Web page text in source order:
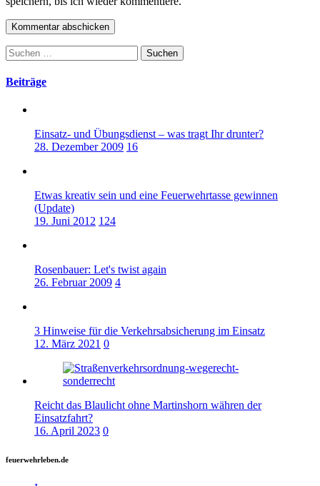
Suchen
nach:
Beiträge
Einsatz- und Übungsdienst – was tragt Ihr drunter?
28. Dezember 2009 16
Etwas kreativ sein und eine Feuerwehrtasse gewinnen
(Update)
19. Juni 2012 124
Rosenbauer: Let's twist again
26. Februar 2009 4
3 Hinweise für die Verkehrsabsicherung im Einsatz
12. März 2021 0
Reicht das Blaulicht ohne Martinshorn währen der
Einsatzfahrt?
16. April 2023 0
feuerwehrleben.de